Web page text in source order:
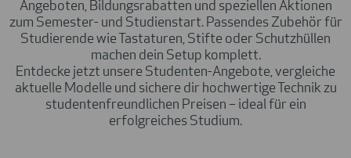
Angeboten, Bildungsrabatten und speziellen Aktionen
zum Semester- und Studienstart. PassendesZubehör für
Studierende wie Tastaturen, Stifte oder Schutzhüllen
machen dein Setup komplett.
Entdecke jetzt unsere Studenten-Angebote, vergleiche
aktuelle Modelle und sichere dir hochwertige Technik zu
studentenfreundlichen Preisen – ideal für ein
erfolgreiches Studium.